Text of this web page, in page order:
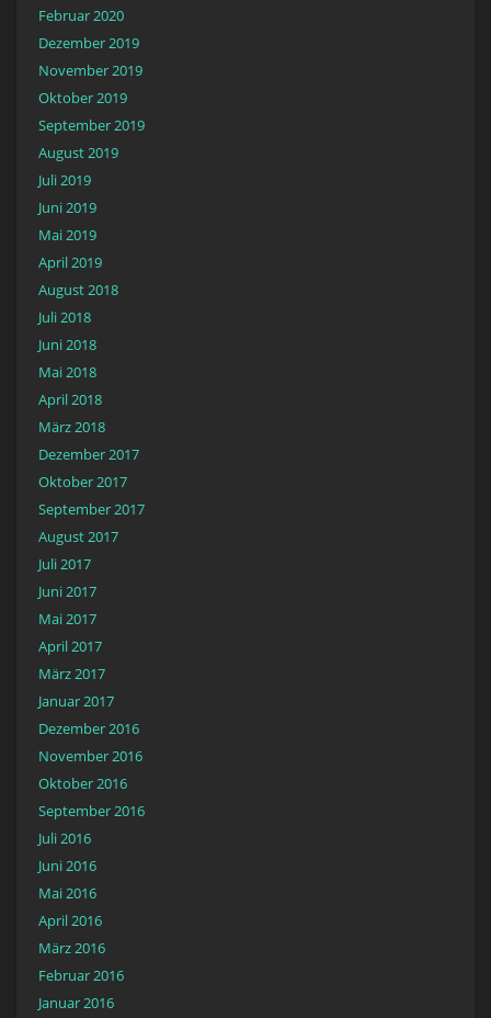
Februar 2020
Dezember 2019
November 2019
Oktober 2019
September 2019
August 2019
Juli 2019
Juni 2019
Mai 2019
April 2019
August 2018
Juli 2018
Juni 2018
Mai 2018
April 2018
März 2018
Dezember 2017
Oktober 2017
September 2017
August 2017
Juli 2017
Juni 2017
Mai 2017
April 2017
März 2017
Januar 2017
Dezember 2016
November 2016
Oktober 2016
September 2016
Juli 2016
Juni 2016
Mai 2016
April 2016
März 2016
Februar 2016
Januar 2016